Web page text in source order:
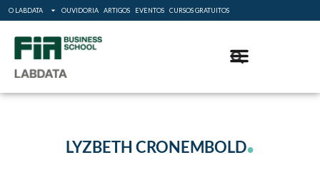
O LABDATA OUVIDORIA ARTIGOS EVENTOS CURSOS GRATUITOS
LYZBETH CRONEMBOLD.